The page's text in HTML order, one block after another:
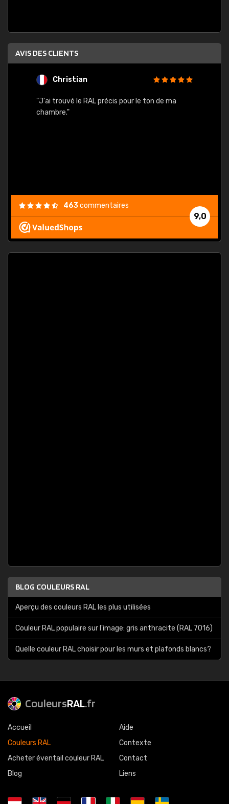
AVIS DES CLIENTS
Christian
"J'ai trouvé le RAL précis pour le ton de ma
chambre."
9,0
463commentaires
BLOG COULEURS RAL
Aperçu des couleurs RAL les plus utilisées
Couleur RAL populaire sur l'image: gris anthracite (RAL 7016)
Quelle couleur RAL choisir pour les murs et plafonds blancs?
CouleursRAL.fr
Accueil
Couleurs RAL
Acheter éventail couleur RAL
Blog
Aide
Contexte
Contact
Liens